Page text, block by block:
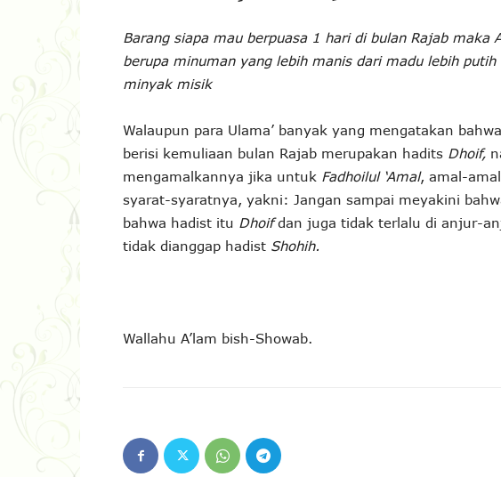
Barang siapa mau berpuasa 1 hari di bulan Rajab maka
berupa minuman yang lebih manis dari madu lebih
minyak misik
Walaupun para Ulama’ banyak yang mengatakan
berisi kemuliaan bulan Rajab merupakan hadits Dhoif,
mengamalkannya jika untuk Fadhoilul ‘Amal, amal-
syarat-syaratnya, yakni: Jangan sampai meyakini
bahwa hadist itu Dhoifdan juga tidak terlalu di anjur-
tidak dianggap hadist Shohih.
Wallahu A’lam bish-Showab.